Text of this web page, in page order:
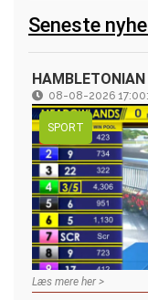
Seneste
08-08-2026
SPORT
Læs mere her >